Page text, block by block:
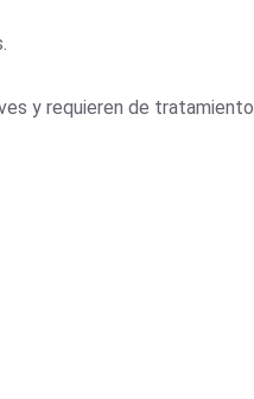
y requieren de tratamiento